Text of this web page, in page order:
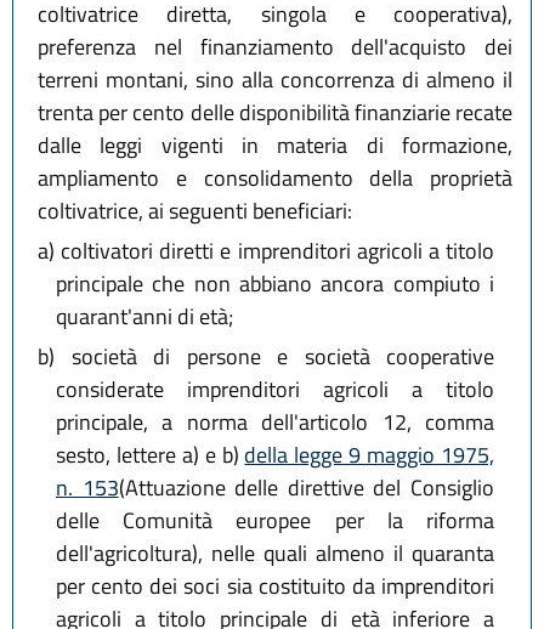
coltivatrice diretta, singola e cooperativa),
preferenza nel finanziamento dell'acquisto dei
terreni montani, sino alla concorrenza di almeno il
trenta per cento delle disponibilità finanziarie recate
dalle leggi vigenti in materia di formazione,
ampliamento e consolidamento della proprietà
coltivatrice, ai seguenti beneficiari:
a) coltivatori diretti e imprenditori agricoli a titolo
principale che non abbiano ancora compiuto i
quarant'anni di età;
b) società di persone e società cooperative
considerate imprenditori agricoli a titolo
principale, a norma dell'articolo 12, comma
sesto, lettere a) e b) della legge 9 maggio 1975,
n. 153(Attuazione delle direttive del Consiglio
delle Comunità europee per la riforma
dell'agricoltura), nelle quali almeno il quaranta
per cento dei soci sia costituito da imprenditori
agricoli a titolo principale di età inferiore a